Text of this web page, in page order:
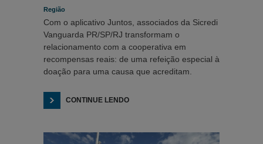
Região
Com o aplicativo Juntos, associados da Sicredi
Vanguarda PR/SP/RJ transformam o
relacionamento com a cooperativa em
recompensas reais: de uma refeição especial à
doação para uma causa que acreditam.
CONTINUE LENDO